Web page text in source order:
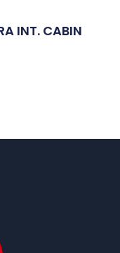
INT. CABIN